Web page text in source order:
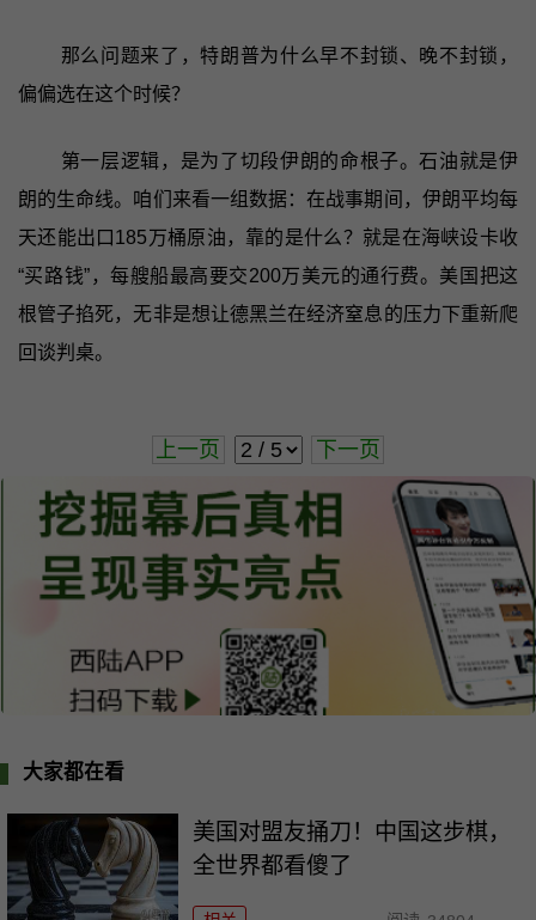
那么问题来了，特朗普为什么早不封锁、晚不封锁，
偏偏选在这个时候？
第一层逻辑，是为了切段伊朗的命根子。石油就是伊
朗的生命线。咱们来看一组数据：在战事期间，伊朗平均每
天还能出口185万桶原油，靠的是什么？就是在海峡设卡收
“买路钱”，每艘船最高要交200万美元的通行费。美国把这
根管子掐死，无非是想让德黑兰在经济窒息的压力下重新爬
回谈判桌。
上一页 下一页
大家都在看
美国对盟友捅刀！中国这步棋，
全世界都看傻了